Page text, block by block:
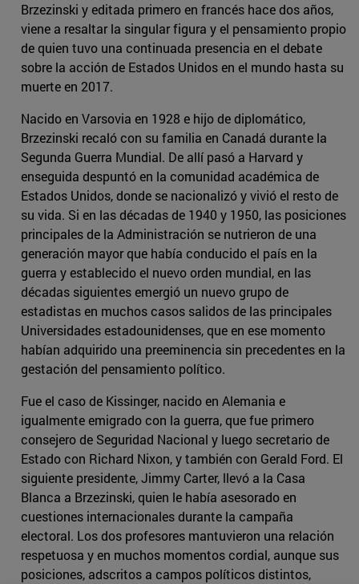
Brzezinski y editada primero en francés hace dos años,
viene a resaltar la singular figura y el pensamiento propio
de quien tuvo una continuada presencia en el debate
sobre la acción de Estados Unidos en el mundo hasta su
muerte en 2017.
Nacido en Varsovia en 1928 e hijo de diplomático,
Brzezinski recaló con su familia en Canadá durante la
Segunda Guerra Mundial. De allí pasó a Harvard y
enseguida despuntó en la comunidad académica de
Estados Unidos, donde se nacionalizó y vivió el resto de
su vida. Si en las décadas de 1940 y 1950, las posiciones
principales de la Administración se nutrieron de una
generación mayor que había conducido el país en la
guerra y establecido el nuevo orden mundial, en las
décadas siguientes emergió un nuevo grupo de
estadistas en muchos casos salidos de las principales
Universidades estadounidenses, que en ese momento
habían adquirido una preeminencia sin precedentes en la
gestación del pensamiento político.
Fue el caso de Kissinger, nacido en Alemania e
igualmente emigrado con la guerra, que fue primero
consejero de Seguridad Nacional y luego secretario de
Estado con Richard Nixon, y también con Gerald Ford. El
siguiente presidente, Jimmy Carter, llevó a la Casa
Blanca a Brzezinski, quien le había asesorado en
cuestiones internacionales durante la campaña
electoral. Los dos profesores mantuvieron una relación
respetuosa y en muchos momentos cordial, aunque sus
posiciones, adscritos a campos políticos distintos,